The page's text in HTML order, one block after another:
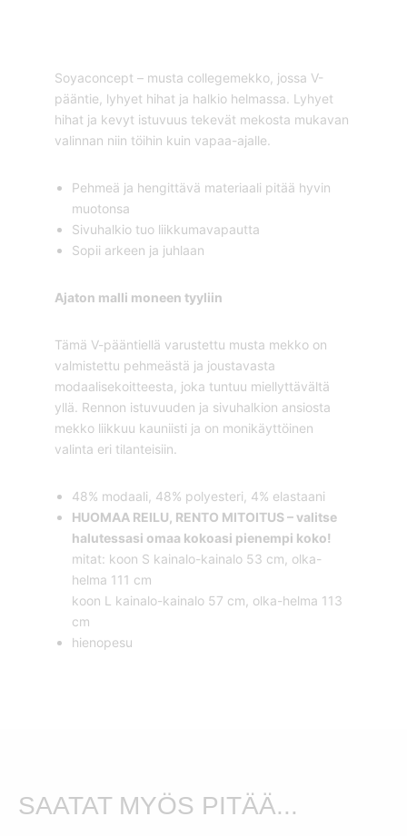
Soyaconcept – musta collegemekko, jossa V-
pääntie, lyhyet hihat ja halkio helmassa. Lyhyet
hihat ja kevyt istuvuus tekevät mekosta mukavan
valinnan niin töihin kuin vapaa-ajalle.
Pehmeä ja hengittävä materiaali pitää hyvin
muotonsa
Sivuhalkio tuo liikkumavapautta
Sopii arkeen ja juhlaan
Ajaton malli moneen tyyliin
Tämä V-pääntiellä varustettu musta mekko on
valmistettu pehmeästä ja joustavasta
modaalisekoitteesta, joka tuntuu miellyttävältä
yllä. Rennon istuvuuden ja sivuhalkion ansiosta
mekko liikkuu kauniisti ja on monikäyttöinen
valinta eri tilanteisiin.
48% modaali, 48% polyesteri, 4% elastaani
HUOMAA REILU, RENTO MITOITUS – valitse
halutessasi omaa kokoasi pienempi koko!
mitat: koon S kainalo-kainalo 53 cm, olka-
helma 111 cm
koon L kainalo-kainalo 57 cm, olka-helma 113
cm
hienopesu
SAATAT MYÖS PITÄÄ...